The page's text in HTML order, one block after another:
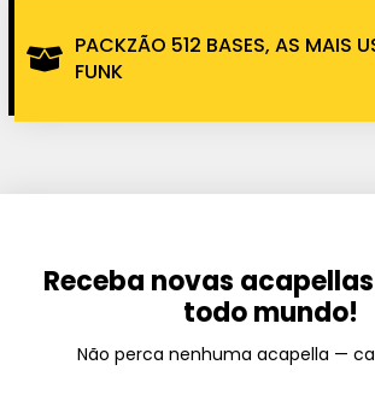
PACKZÃO 512 BASES, AS MAIS
FUNK
Receba novas
todo mundo!
Não perca nenhuma acapella —